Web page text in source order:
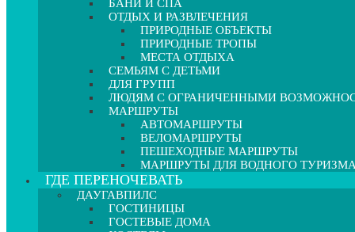
БАНИ И СПА
ОТДЫХ И РАЗВЛЕЧЕНИЯ
ПРИРОДНЫЕ ОБЪЕКТЫ
ПРИРОДНЫЕ ТРОПЫ
МЕСТА ОТДЫХА
СЕМЬЯМ С ДЕТЬМИ
ДЛЯ ГРУПП
ЛЮДЯМ С ОГРАНИЧЕННЫМИ
МАРШРУТЫ
АВТОМАРШРУТЫ
ВЕЛОМАРШРУТЫ
ПЕШЕХОДНЫЕ МАРШРУТЫ
МАРШРУТЫ ДЛЯ ВОДНОГО ТУРИЗМА
ГДЕ ПЕРЕНОЧЕВАТЬ
ДАУГАВПИЛС
ГОСТИНИЦЫ
ГОСТЕВЫЕ ДОМА